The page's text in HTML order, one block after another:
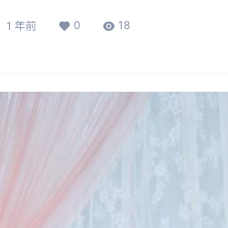
1 年前 0 18